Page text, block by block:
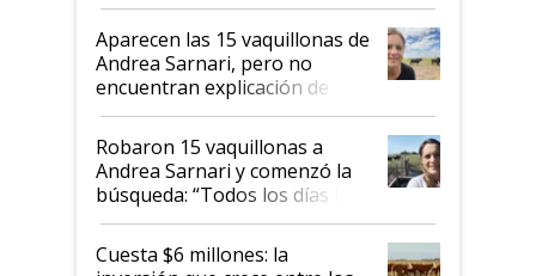
mandato muy claro del gobierno
nacional"
Aparecen las 15 vaquillonas de
Andrea Sarnari, pero no
encuentran explicación de
cómo llegaron allí
Robaron 15 vaquillonas a
Andrea Sarnari y comenzó la
búsqueda: “Todos los días le
toca a algún productor”
Cuesta $6 millones: la